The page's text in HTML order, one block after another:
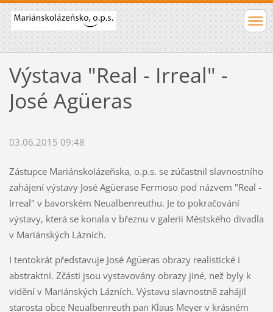
Výstava "Real - Irreal" -
José Agüeras
03.06.2015 09:48
Zástupce Mariánskolázeňska, o.p.s. se zúčastnil slavnostního
zahájení výstavy José Agüerase Fermoso pod názvem "Real -
Irreal" v bavorském Neualbenreuthu. Je to pokračování
výstavy, která se konala v březnu v galerii Městského divadla
v Mariánských Lázních.
I tentokrát představuje José Agüeras obrazy realistické i
abstraktní. Zčásti jsou vystavovány obrazy jiné, než byly k
vidění v Mariánských Lázních. Výstavu slavnostně zahájil
starosta obce Neualbenreuth pan Klaus Meyer v krásném